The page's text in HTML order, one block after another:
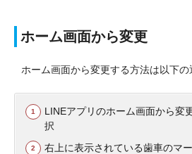
ホーム画面から変更
ホーム画面から変更する方法は以下の
LINEアプリのホーム画面から変
択
右上に表示されている歯車のマ